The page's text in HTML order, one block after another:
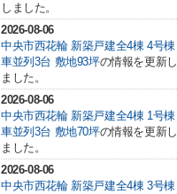
しました。
2026-08-06
中央市西花輪 新築戸建全4棟 4号棟
車並列3台 敷地93坪の情報を更新し
ました。
2026-08-06
中央市西花輪 新築戸建全4棟 1号棟
車並列3台 敷地70坪の情報を更新し
ました。
2026-08-06
中央市西花輪 新築戸建全4棟 3号棟